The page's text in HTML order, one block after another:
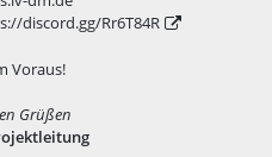
discord.gg/Rr6T84R
Voraus!
Grüßen